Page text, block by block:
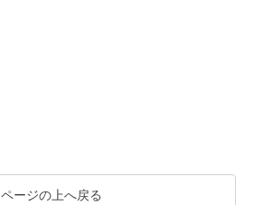
ページの上へ戻る